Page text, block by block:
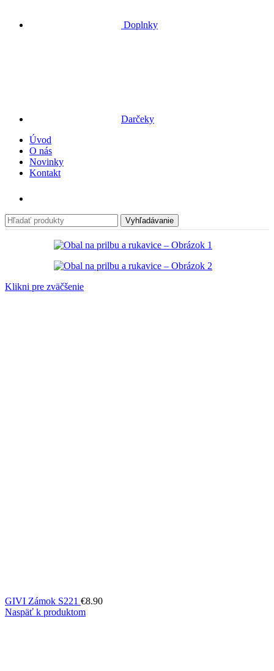
Doplnky
Darčeky
Úvod
O nás
Novinky
Kontakt
Vyhľadávanie
Klikni pre zväčšenie
GIVI Zámok S221 €8.90
Naspäť k produktom